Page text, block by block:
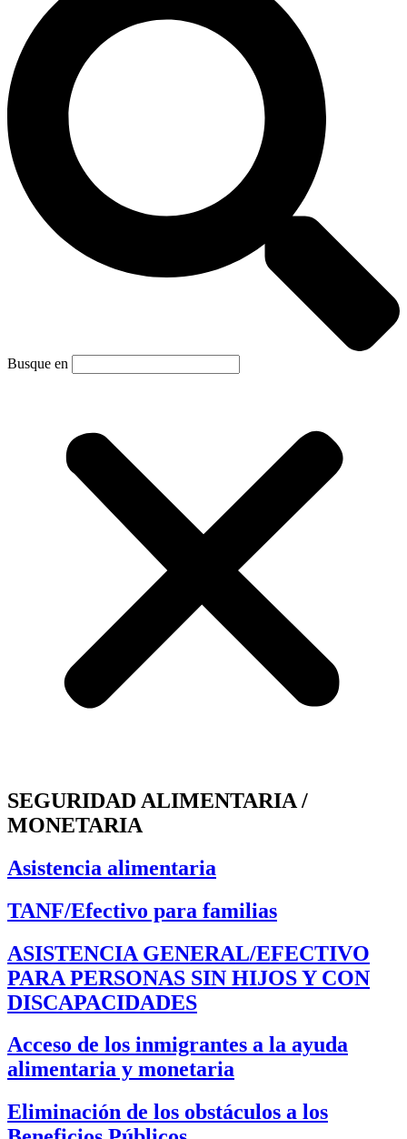
Busque en
SEGURIDAD ALIMENTARIA /
MONETARIA
Asistencia alimentaria
TANF/Efectivo para familias
ASISTENCIA GENERAL/EFECTIVO
PARA PERSONAS SIN HIJOS Y CON
DISCAPACIDADES
Acceso de los inmigrantes a la ayuda
alimentaria y monetaria
Eliminación de los obstáculos a los